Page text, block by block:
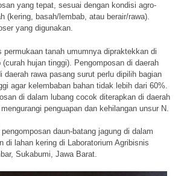
yang tepat, sesuai dengan kondisi agro-
(kering, basah/lembab, atau berair/rawa).
yang digunakan.
permukaan tanah umumnya dipraktekkan di
hujan tinggi). Pengomposan di daerah
daerah rawa pasang surut perlu dipilih bagian
agar kelembaban bahan tidak lebih dari 60%.
di dalam lubang cocok diterapkan di daerah
penguapan dan kehilangan unsur N.
daun-batang jagung di dalam
di lahan kering di Laboratorium Agribisnis
Sukabumi, Jawa Barat.